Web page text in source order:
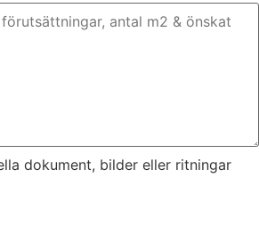
dokument, bilder eller ritningar